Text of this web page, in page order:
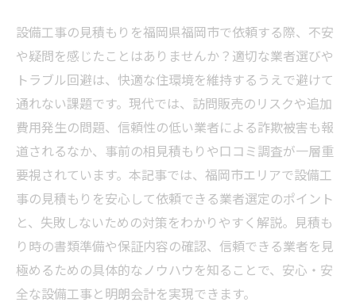
設備工事の見積もりを福岡県福岡市で依頼する際、不安
や疑問を感じたことはありませんか？適切な業者選びや
トラブル回避は、快適な住環境を維持するうえで避けて
通れない課題です。現代では、訪問販売のリスクや追加
費用発生の問題、信頼性の低い業者による詐欺被害も報
道されるなか、事前の相見積もりや口コミ調査が一層重
要視されています。本記事では、福岡市エリアで設備工
事の見積もりを安心して依頼できる業者選定のポイント
と、失敗しないための対策をわかりやすく解説。見積も
り時の書類準備や保証内容の確認、信頼できる業者を見
極めるための具体的なノウハウを知ることで、安心・安
全な設備工事と明朗会計を実現できます。